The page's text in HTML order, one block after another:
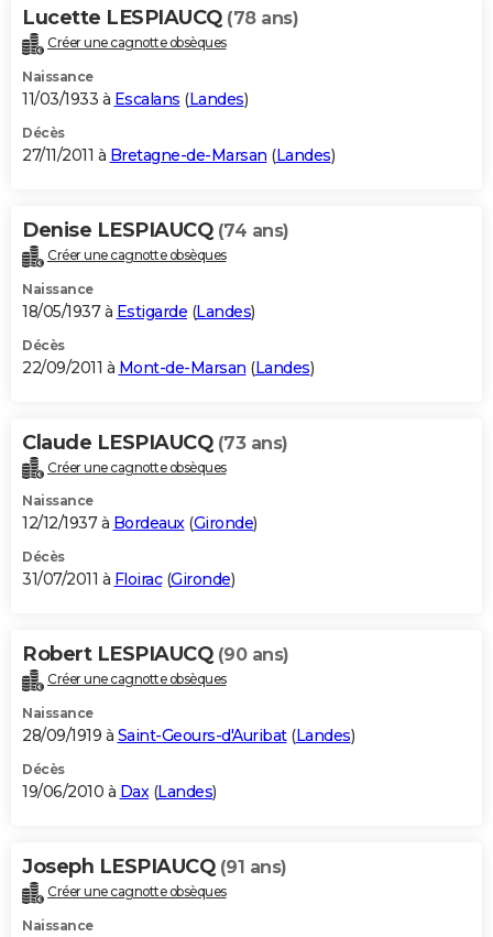
Lucette LESPIAUCQ (78 ans)
Créer une cagnotte obsèques
Naissance
11/03/1933 à Escalans (Landes)
Décès
27/11/2011 à Bretagne-de-Marsan (Landes)
Denise LESPIAUCQ (74 ans)
Créer une cagnotte obsèques
Naissance
18/05/1937 à Estigarde (Landes)
Décès
22/09/2011 à Mont-de-Marsan (Landes)
Claude LESPIAUCQ (73 ans)
Créer une cagnotte obsèques
Naissance
12/12/1937 à Bordeaux(Gironde)
Décès
31/07/2011 à Floirac(Gironde)
Robert LESPIAUCQ (90 ans)
Créer une cagnotte obsèques
Naissance
28/09/1919 à Saint-Geours-d'Auribat(Landes)
Décès
19/06/2010 à Dax(Landes)
Joseph LESPIAUCQ (91 ans)
Créer une cagnotte obsèques
Naissance